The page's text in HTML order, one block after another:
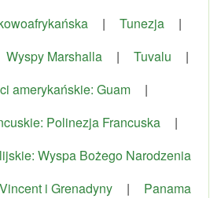
| Tunezja
|
Wyspy Marshalla | Tuvalu
|
amerykańskie: Guam
|
Polinezja Francuska
|
Wyspa Bożego Narodzenia
i Grenadyny | Panama